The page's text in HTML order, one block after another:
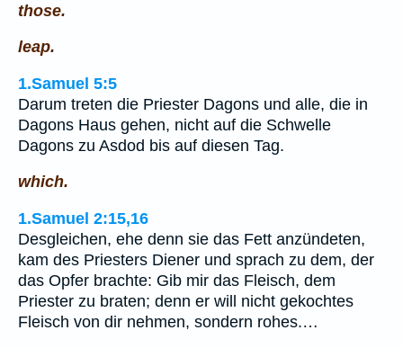
those.
leap.
1.Samuel 5:5
Darum treten die Priester Dagons und alle, die in
Dagons Haus gehen, nicht auf die Schwelle
Dagons zu Asdod bis auf diesen Tag.
which.
1.Samuel 2:15,16
Desgleichen, ehe denn sie das Fett anzündeten,
kam des Priesters Diener und sprach zu dem, der
das Opfer brachte: Gib mir das Fleisch, dem
Priester zu braten; denn er will nicht gekochtes
Fleisch von dir nehmen, sondern rohes.…